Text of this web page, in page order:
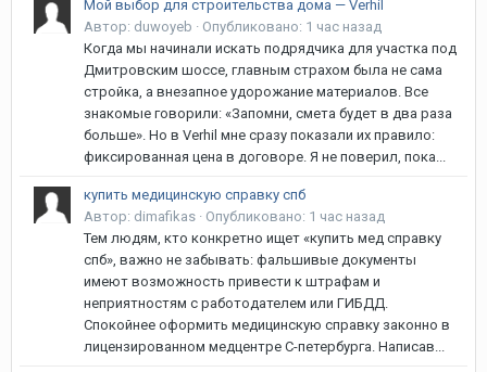
Мой выбор для строительства дома — Verhil
Автор: duwoyeb · Опубликовано: 1 час назад
Когда мы начинали искать подрядчика для участка под
Дмитровским шоссе, главным страхом была не сама
стройка, а внезапное удорожание материалов. Все
знакомые говорили: «Запомни, смета будет в два раза
больше». Но в Verhil мне сразу показали их правило:
фиксированная цена в договоре. Я не поверил, пока...
купить медицинскую справку спб
Автор: dimafikas · Опубликовано: 1 час назад
Тем людям, кто конкретно ищет «купить мед справку
спб», важно не забывать: фальшивые документы
имеют возможность привести к штрафам и
неприятностям с работодателем или ГИБДД.
Спокойнее оформить медицинскую справку законно в
лицензированном медцентре С-петербурга. Написав...